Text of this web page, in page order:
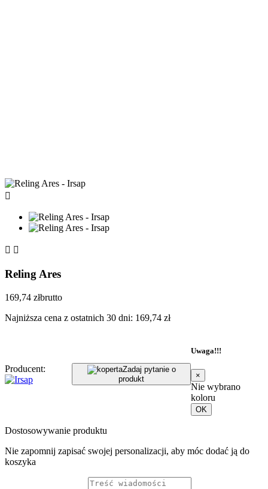

 
Reling Ares
169,74 złbrutto
Najniższa cena z ostatnich 30 dni: 169,74 zł
Producent:
Zadaj pytanie o
produkt
Uwaga!!!
×
Nie wybrano
koloru
OK
Dostosowywanie produktu
Nie zapomnij zapisać swojej personalizacji, aby móc dodać ją do
koszyka